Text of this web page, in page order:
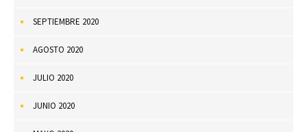
SEPTIEMBRE 2020
AGOSTO 2020
JULIO 2020
JUNIO 2020